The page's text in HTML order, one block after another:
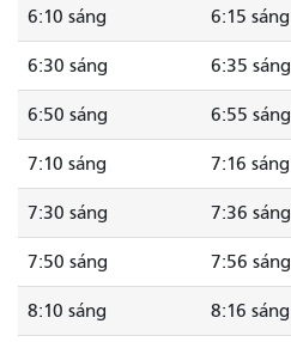
6:10 sáng 6:15 sáng
6:30 sáng 6:35 sáng
6:50 sáng 6:55 sáng
7:10 sáng 7:16 sáng
7:30 sáng 7:36 sáng
7:50 sáng 7:56 sáng
8:10 sáng 8:16 sáng